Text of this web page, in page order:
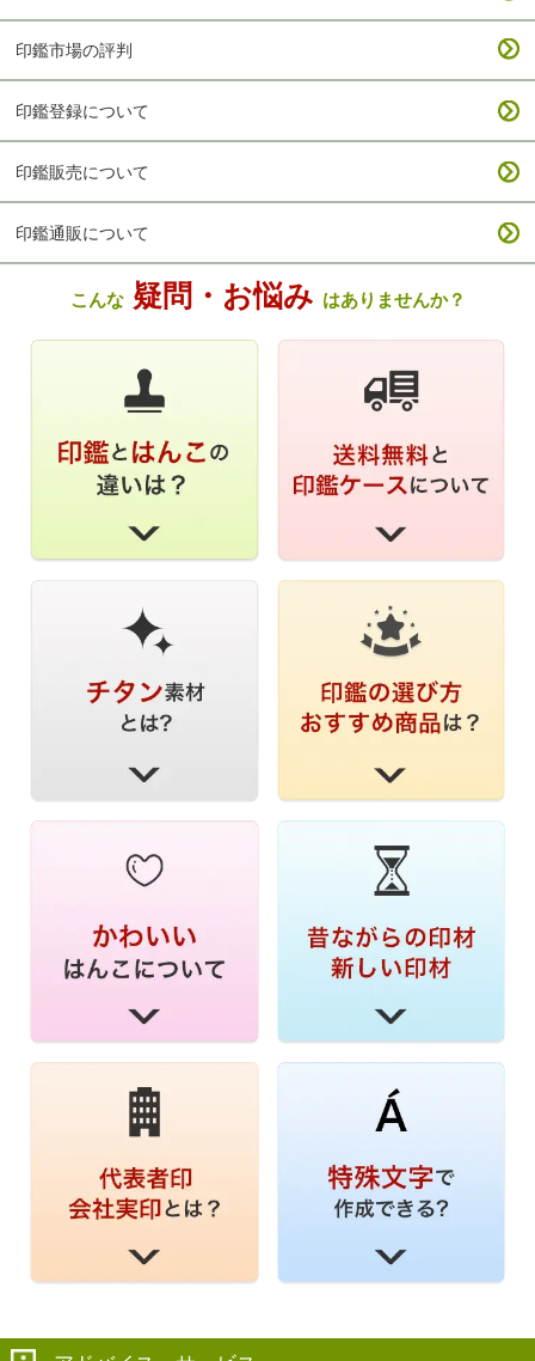
印鑑市場の評判
印鑑登録について
印鑑販売について
印鑑通販について
こんな疑問・お悩み はありませんか？